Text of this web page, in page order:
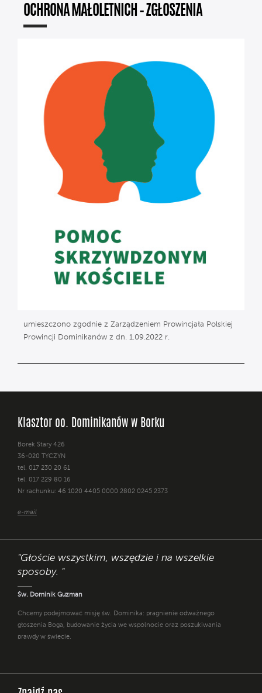
OCHRONA MAŁOLETNICH – ZGŁOSZENIA
umieszczono zgodnie z Zarządzeniem Prowincjała Polskiej
Prowincji Dominikanów z dn. 1.09.2022 r.
Klasztor oo. Dominikanów w Borku
Borek Stary 426
36-020 TYCZYN
tel. 017 230 20 61
tel. 017 229 80 16
Nr rachunku: 46 1020 4405 0000 2802 0245 2373
e-mail
"Głoście wszystkim, wszędzie i na wszelkie
sposoby. "
Św. Dominik Guzman
Chcemy podejmować misję św. Dominika: pragnienie odważnego
głoszenia Boga, budowanie życia we wspólnocie oraz poszukiwania
prawdy w świecie.